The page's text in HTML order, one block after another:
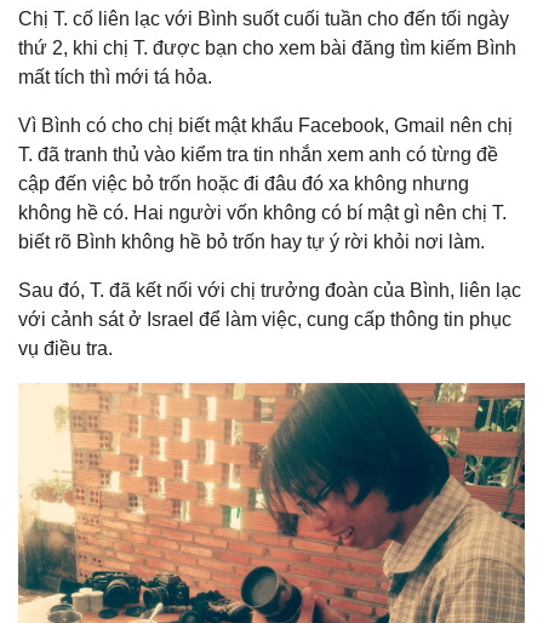
Chị T. cố liên lạc với Bình suốt cuối tuần cho đến tối ngày
thứ 2, khi chị T. được bạn cho xem bài đăng tìm kiếm Bình
mất tích thì mới tá hỏa.
Vì Bình có cho chị biết mật khẩu Facebook, Gmail nên chị
T. đã tranh thủ vào kiểm tra tin nhắn xem anh có từng đề
cập đến việc bỏ trốn hoặc đi đâu đó xa không nhưng
không hề có. Hai người vốn không có bí mật gì nên chị T.
biết rõ Bình không hề bỏ trốn hay tự ý rời khỏi nơi làm.
Sau đó, T. đã kết nối với chị trưởng đoàn của Bình, liên lạc
với cảnh sát ở Israel để làm việc, cung cấp thông tin phục
vụ điều tra.